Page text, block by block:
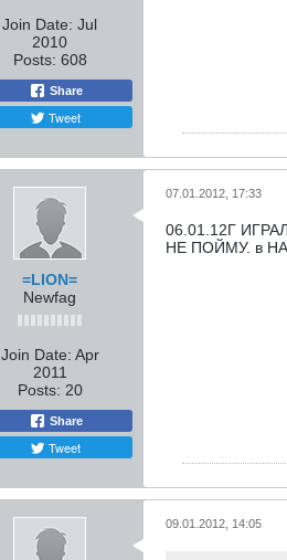
Join Date: Jul
2010
Posts: 608
Share
Tweet
=LION=
Newfag
Join Date: Apr
2011
Posts: 20
Share
Tweet
07.01.2012, 17:33
06.01.12Г
НЕ ПОЙМУ. в
09.01.2012, 14:05